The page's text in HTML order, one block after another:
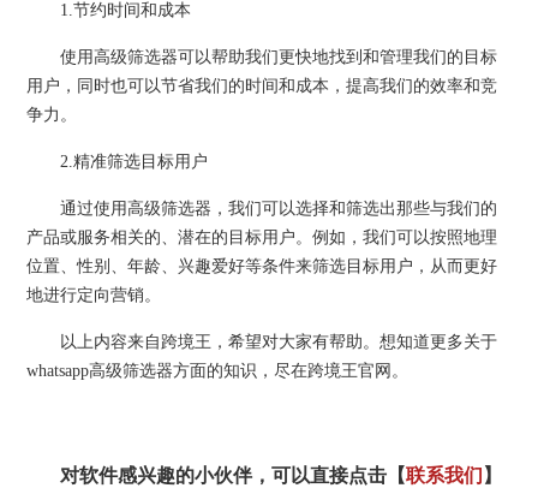
1.节约时间和成本
使用高级筛选器可以帮助我们更快地找到和管理我们的目标
用户，同时也可以节省我们的时间和成本，提高我们的效率和竞
争力。
2.精准筛选目标用户
通过使用高级筛选器，我们可以选择和筛选出那些与我们的
产品或服务相关的、潜在的目标用户。例如，我们可以按照地理
位置、性别、年龄、兴趣爱好等条件来筛选目标用户，从而更好
地进行定向营销。
以上内容来自跨境王，希望对大家有帮助。想知道更多关于
whatsapp高级筛选器方面的知识，尽在跨境王官网。
对软件感兴趣的小伙伴，可以直接点击【联系我们 】